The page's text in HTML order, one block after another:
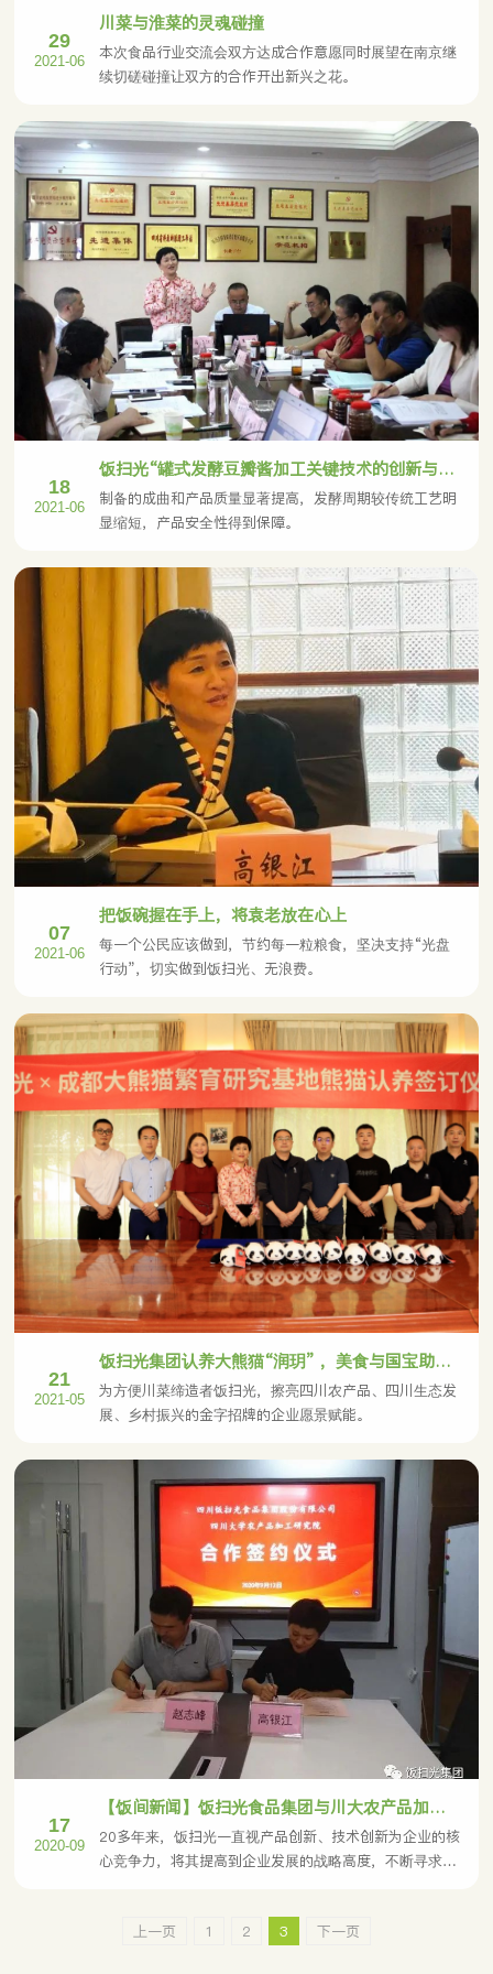
29
2021-06
川菜与淮菜的灵魂碰撞
本次食品行业交流会双方达成合作意愿同时展望在南京继
续切磋碰撞让双方的合作开出新兴之花。
18
2021-06
饭扫光“罐式发酵豆瓣酱加工关键技术的创新与应用”项目顺利通过成果评价：达到国内同行业领先水平
制备的成曲和产品质量显著提高，发酵周期较传统工艺明
显缩短，产品安全性得到保障。
07
2021-06
把饭碗握在手上，将袁老放在心上
每一个公民应该做到，节约每一粒粮食，坚决支持“光盘
行动”，切实做到饭扫光、无浪费。
21
2021-05
饭扫光集团认养大熊猫“润玥” ，美食与国宝助力文化融合新发展
为方便川菜缔造者饭扫光，擦亮四川农产品、四川生态发
展、乡村振兴的金字招牌的企业愿景赋能。
17
2020-09
【饭间新闻】饭扫光食品集团与川大农产品加工研究院签约合作
20多年来，饭扫光一直视产品创新、技术创新为企业的核
心竞争力，将其提高到企业发展的战略高度，不断寻求新
上一页 1 2 3 下一页